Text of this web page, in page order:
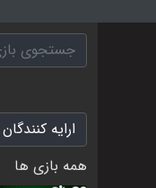
همه بازی ها